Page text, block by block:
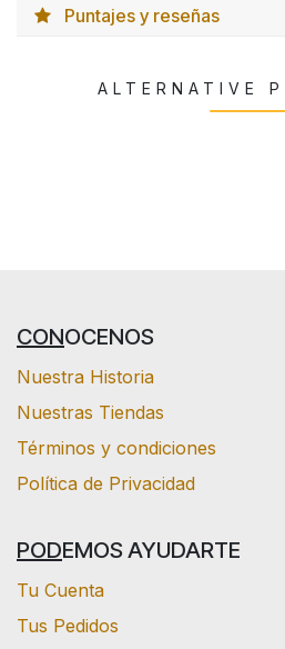
Puntajes y reseñas
ALTERNATIVE
CONOCENOS
Nuestra Historia
Nuestras Tiendas
Términos y condiciones
Política de Privacidad
PODEMOS AYUDARTE
Tu Cuenta
Tus Pedidos